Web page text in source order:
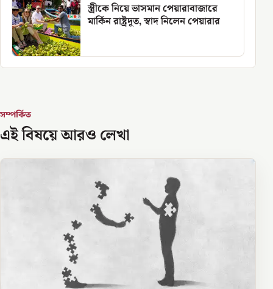
স্ত্রীকে নিয়ে ভাসমান পেয়ারাবাজারে
মার্কিন রাষ্ট্রদূত, স্বাদ নিলেন পেয়ারার
সম্পর্কিত
এই বিষয়ে আরও লেখা